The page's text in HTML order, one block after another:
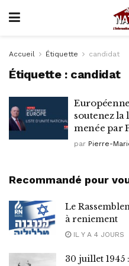
Accueil Étiquette candidat
Étiquette : candidat
soutenez la
menée par
par Pierre-
Recommandé pour
Le
à reniement
IL Y A 4 JOURS
30 juillet 1945